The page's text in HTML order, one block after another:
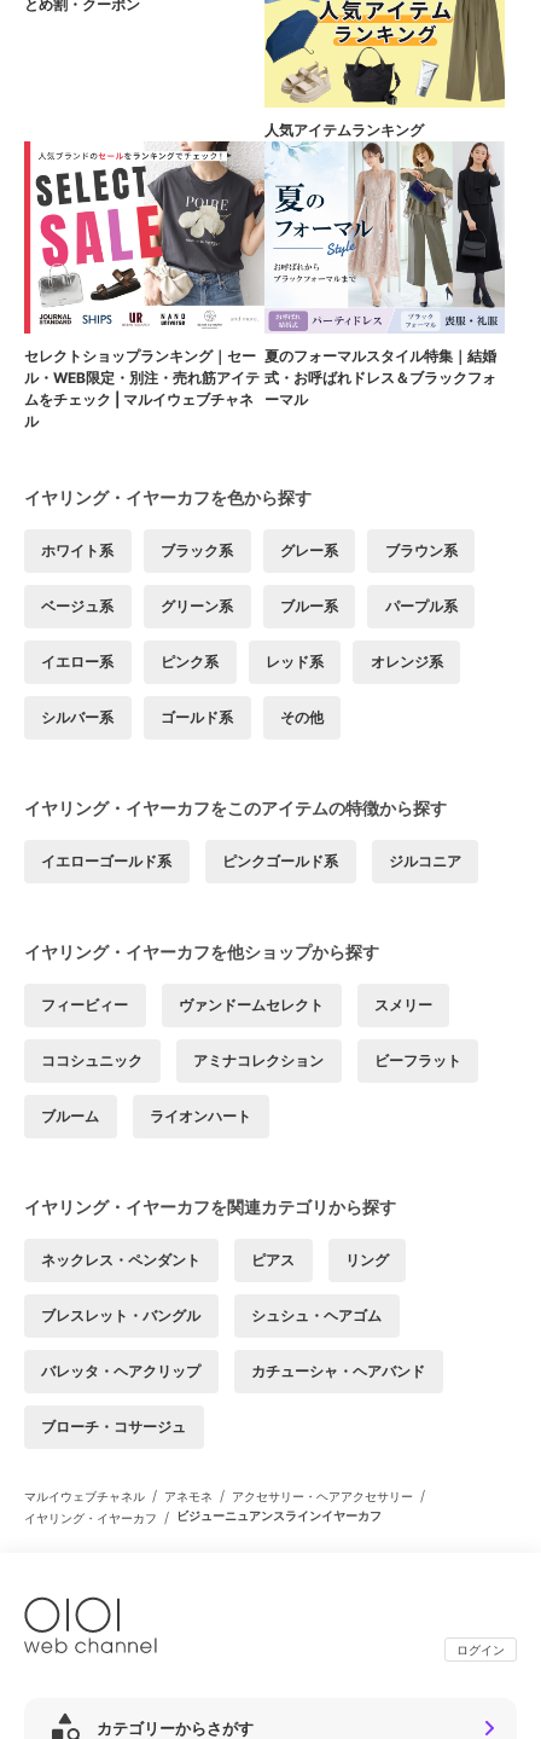
とめ割・クーポン
人気アイテムランキング
セレクトショップランキング｜セー
ル・WEB限定・別注・売れ筋アイテ
ムをチェック | マルイウェブチャネ
ル
夏のフォーマルスタイル特集｜結婚
式・お呼ばれドレス＆ブラックフォ
ーマル
イヤリング・イヤーカフを色から探す
ホワイト系 ブラック系 グレー系 ブラウン系
ベージュ系 グリーン系 ブルー系 パープル系
イエロー系 ピンク系 レッド系 オレンジ系
シルバー系 ゴールド系 その他
イヤリング・イヤーカフをこのアイテムの特徴から探す
イエローゴールド系 ピンクゴールド系 ジルコニア
イヤリング・イヤーカフを他ショップから探す
フィービィー ヴァンドームセレクト スメリー
ココシュニック アミナコレクション ビーフラット
ブルーム ライオンハート
イヤリング・イヤーカフを関連カテゴリから探す
ネックレス・ペンダント ピアス リング
ブレスレット・バングル シュシュ・ヘアゴム
バレッタ・ヘアクリップ カチューシャ・ヘアバンド
ブローチ・コサージュ
マルイウェブチャネル / アネモネ / アクセサリー・ヘアアクセサリー /
イヤリング・イヤーカフ / ビジューニュアンスラインイヤーカフ
ログイン
カテゴリーからさがす